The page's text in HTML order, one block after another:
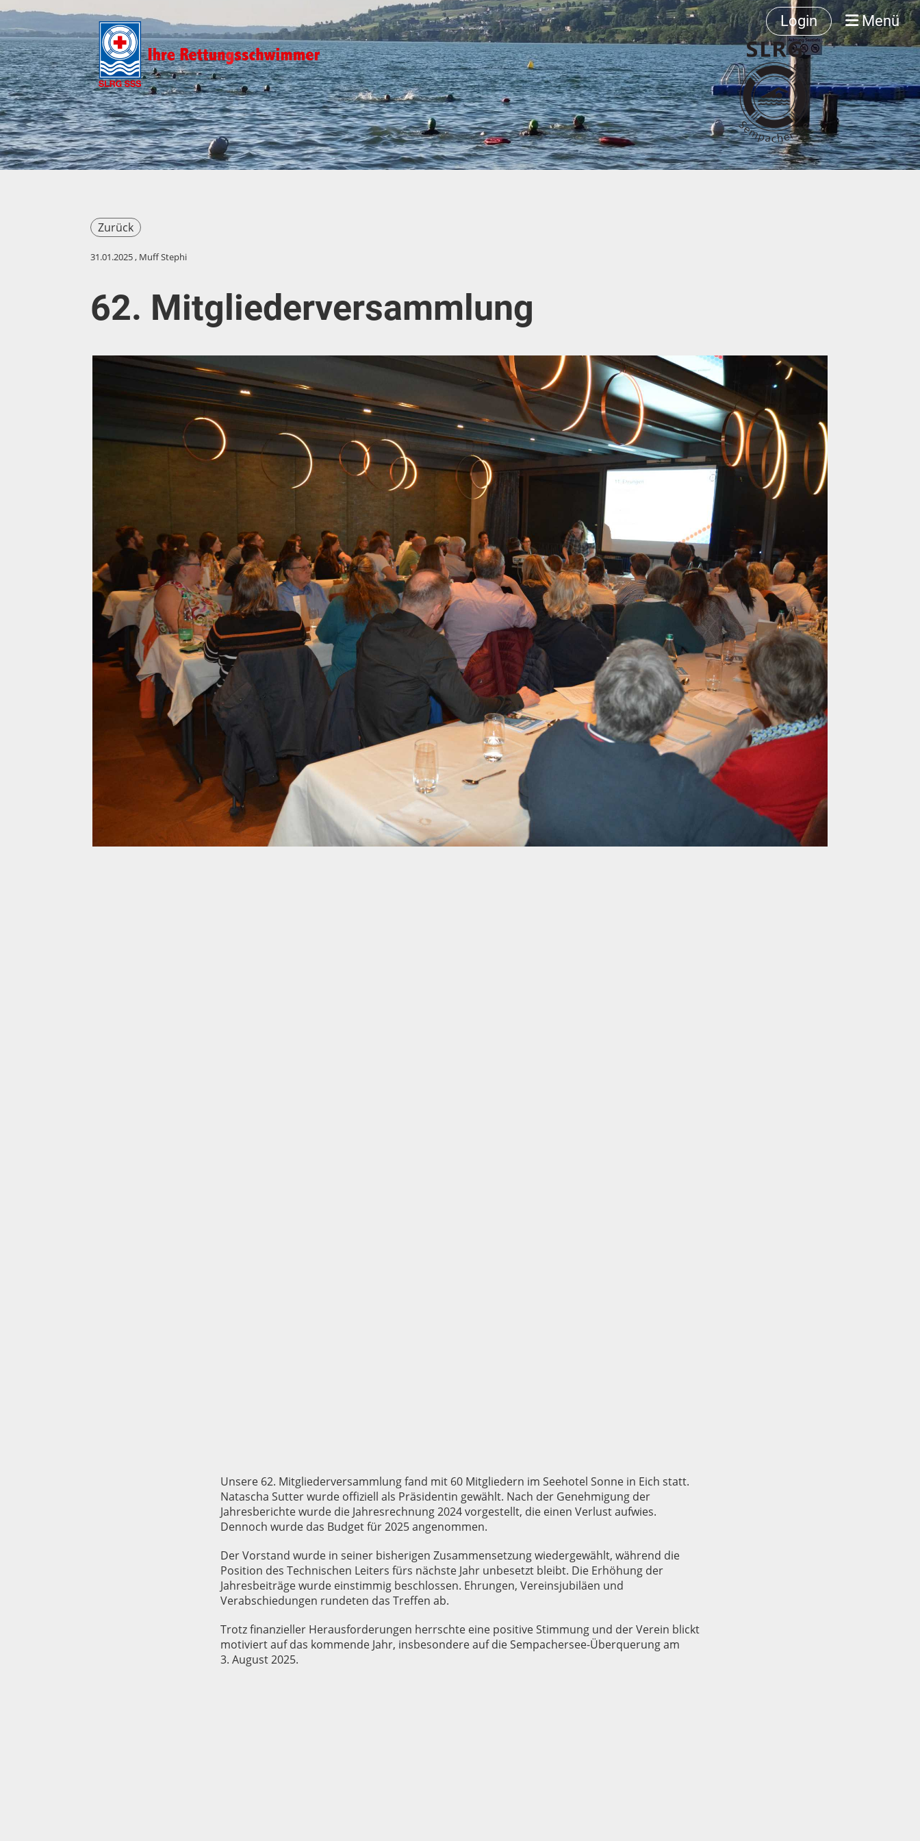
Login Menü
Zurück
31.01.2025, Muff Stephi
62. Mitgliederversammlung
Unsere 62. Mitgliederversammlung fand mit 60 Mitgliedern im Seehotel Sonne in Eich statt.
Natascha Sutter wurde offiziell als Präsidentin gewählt. Nach der Genehmigung der
Jahresberichte wurde die Jahresrechnung 2024 vorgestellt, die einen Verlust aufwies.
Dennoch wurde das Budget für 2025 angenommen.
Der Vorstand wurde in seiner bisherigen Zusammensetzung wiedergewählt, während die
Position des Technischen Leiters fürs nächste Jahr unbesetzt bleibt. Die Erhöhung der
Jahresbeiträge wurde einstimmig beschlossen. Ehrungen, Vereinsjubiläen und
Verabschiedungen rundeten das Treffen ab.
Trotz finanzieller Herausforderungen herrschte eine positive Stimmung und der Verein blickt
motiviert auf das kommende Jahr, insbesondere auf die Sempachersee-Überquerung am
3. August 2025.